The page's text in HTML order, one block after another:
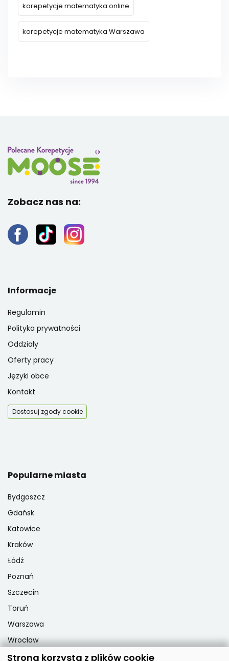
korepetycje matematyka online
korepetycje matematyka Warszawa
Zobacz nas na:
Informacje
Regulamin
Polityka prywatności
Oddziały
Oferty pracy
Języki obce
Kontakt
Dostosuj zgody cookie
Popularne miasta
Bydgoszcz
Gdańsk
Katowice
Kraków
Łódź
Poznań
Szczecin
Toruń
Warszawa
Wrocław
Strona korzysta z plików cookie